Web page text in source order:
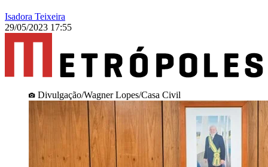
Isadora Teixeira
29/05/2023 17:55
Divulgação/Wagner Lopes/Casa Civil